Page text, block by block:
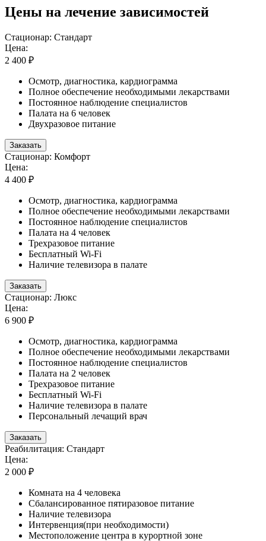
Цены на лечение зависимостей
Стационар: Стандарт
Цена:
2 400 ₽
Осмотр, диагностика, кардиограмма
Полное обеспечение необходимыми лекарствами
Постоянное наблюдение специалистов
Палата на 6 человек
Двухразовое питание
Заказать
Стационар: Комфорт
Цена:
4 400 ₽
Осмотр, диагностика, кардиограмма
Полное обеспечение необходимыми лекарствами
Постоянное наблюдение специалистов
Палата на 4 человек
Трехразовое питание
Бесплатный Wi-Fi
Наличие телевизора в палате
Заказать
Стационар: Люкс
Цена:
6 900 ₽
Осмотр, диагностика, кардиограмма
Полное обеспечение необходимыми лекарствами
Постоянное наблюдение специалистов
Палата на 2 человек
Трехразовое питание
Бесплатный Wi-Fi
Наличие телевизора в палате
Персональный лечащий врач
Заказать
Реабилитация: Стандарт
Цена:
2 000 ₽
Комната на 4 человека
Сбалансированное пятиразовое питание
Наличие телевизора
Интервенция(при необходимости)
Местоположение центра в курортной зоне